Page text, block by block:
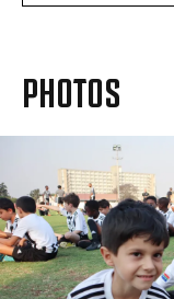
PHOTOS